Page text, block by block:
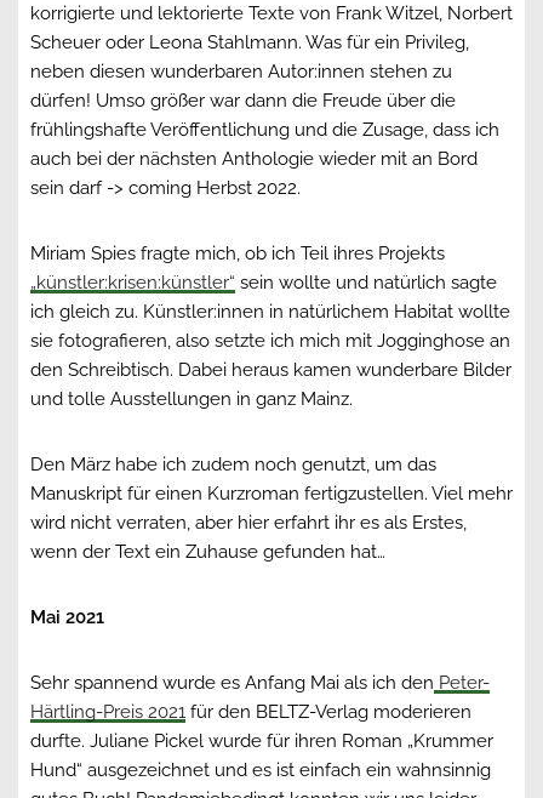
korrigierte und lektorierte Texte von Frank Witzel, Norbert
Scheuer oder Leona Stahlmann. Was für ein Privileg,
neben diesen wunderbaren Autor:innen stehen zu
dürfen! Umso größer war dann die Freude über die
frühlingshafte Veröffentlichung und die Zusage, dass ich
auch bei der nächsten Anthologie wieder mit an Bord
sein darf -> coming Herbst 2022.
Miriam Spies fragte mich, ob ich Teil ihres Projekts
„künstler:krisen:künstler“ sein wollte und natürlich sagte
ich gleich zu. Künstler:innen in natürlichem Habitat wollte
sie fotografieren, also setzte ich mich mit Jogginghose an
den Schreibtisch. Dabei heraus kamen wunderbare Bilder
und tolle Ausstellungen in ganz Mainz.
Den März habe ich zudem noch genutzt, um das
Manuskript für einen Kurzroman fertigzustellen. Viel mehr
wird nicht verraten, aber hier erfahrt ihr es als Erstes,
wenn der Text ein Zuhause gefunden hat…
Mai 2021
Sehr spannend wurde es Anfang Mai als ich den Peter-
Härtling-Preis 2021 für den BELTZ-Verlag moderieren
durfte. Juliane Pickel wurde für ihren Roman „Krummer
Hund“ ausgezeichnet und es ist einfach ein wahnsinnig